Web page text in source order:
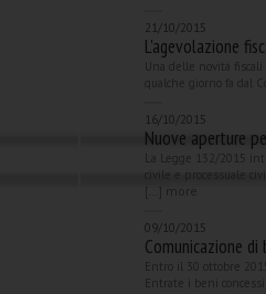
21/10/2015
L'agevolazione
Una delle novità
qualche giorno fa dal
16/10/2015
Nuove aperture
La Legge 132/2015
civile e processuale
more
09/10/2015
Comunicazione
Entro il 30 ottobre
Entrate i beni